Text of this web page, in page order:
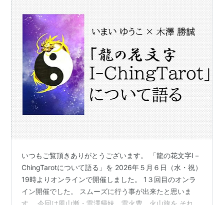
いつもご覧頂きありがとうございます。 「龍の花文字I－
ChingTarotについて語る」を 2026年５月６日（水・祝）
19時よりオンラインで開催しました。 1３回目のオンラ
イン開催でした。 スムーズに行う事が出来たと思いま
す。 今回は風山漸・雷澤帰妹。雷火豊。火山旅を それぞ